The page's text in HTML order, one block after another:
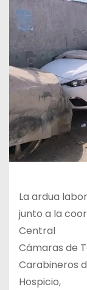
La ardua
junto a la
Central
Cámaras de
Carabineros
Hospicio,